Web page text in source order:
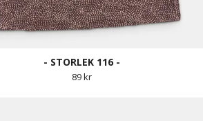
- STORLEK 116 -
89 kr